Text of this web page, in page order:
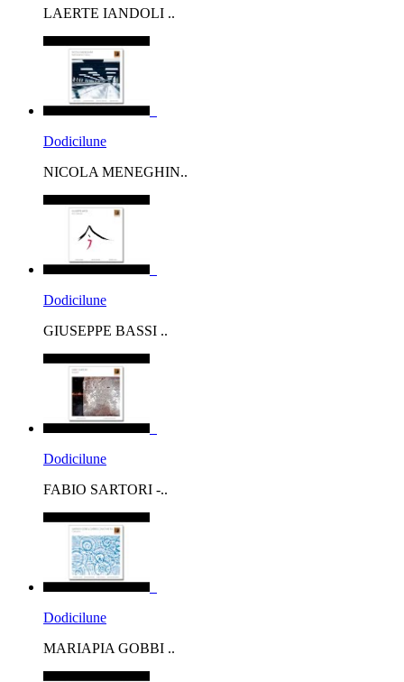
LAERTE IANDOLI ..
Dodicilune
NICOLA MENEGHIN..
Dodicilune
GIUSEPPE BASSI ..
Dodicilune
FABIO SARTORI -..
Dodicilune
MARIAPIA GOBBI ..